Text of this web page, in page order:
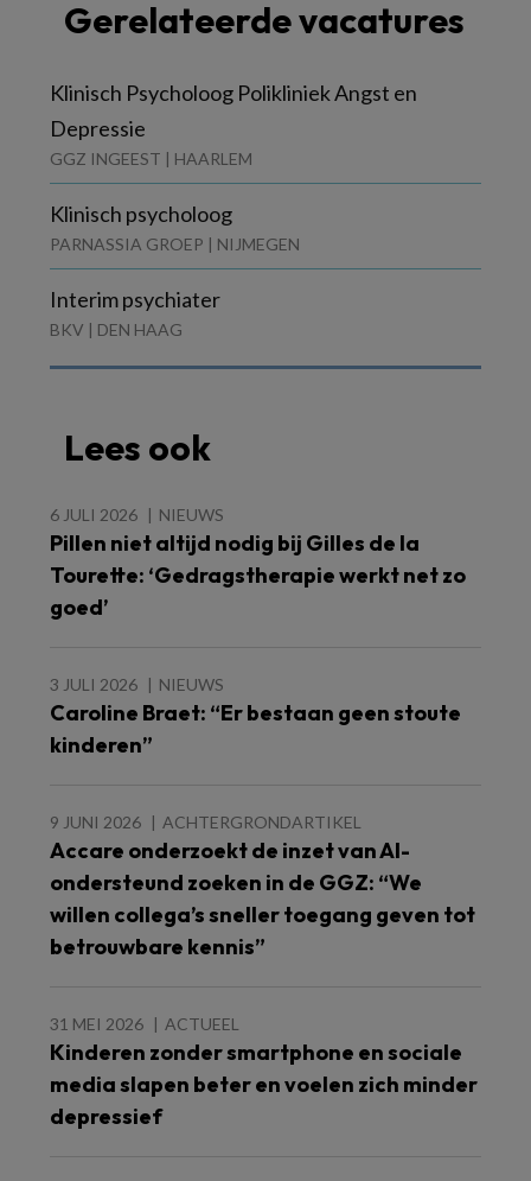
Gerelateerde vacatures
Klinisch Psycholoog Polikliniek Angst en
Depressie
GGZ INGEEST | HAARLEM
Klinisch psycholoog
PARNASSIA GROEP | NIJMEGEN
Interim psychiater
BKV | DEN HAAG
Lees ook
6 JULI 2026 NIEUWS
Pillen niet altijd nodig bij Gilles de la
Tourette: ‘Gedragstherapie werkt net zo
goed’
3 JULI 2026 NIEUWS
Caroline Braet: “Er bestaan geen stoute
kinderen”
9 JUNI 2026 ACHTERGRONDARTIKEL
Accare onderzoekt de inzet van AI-
ondersteund zoeken in de GGZ: “We
willen collega’s sneller toegang geven tot
betrouwbare kennis”
31 MEI 2026 ACTUEEL
Kinderen zonder smartphone en sociale
media slapen beter en voelen zich minder
depressief